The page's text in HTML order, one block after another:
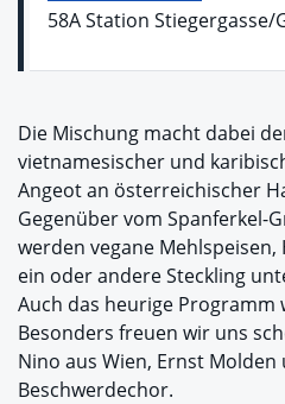
58A Station Stiegergasse/
Die Mischung macht dabei
vietnamesischer und
Angeot an österreichischer
Gegenüber vom Spanferkel-
werden vegane
ein oder andere Steckling
Auch das heurige Programm
Besonders freuen wir uns
Nino aus Wien, Ernst
Beschwerdechor.